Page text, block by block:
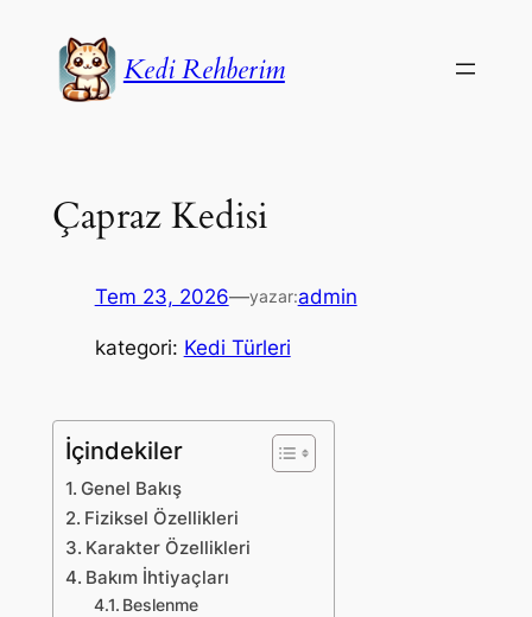
Kedi Rehberim
Çapraz Kedisi
Tem 23, 2026—yazar:admin
kategori: Kedi Türleri
İçindekiler
Genel Bakış
Fiziksel Özellikleri
Karakter Özellikleri
Bakım İhtiyaçları
Beslenme